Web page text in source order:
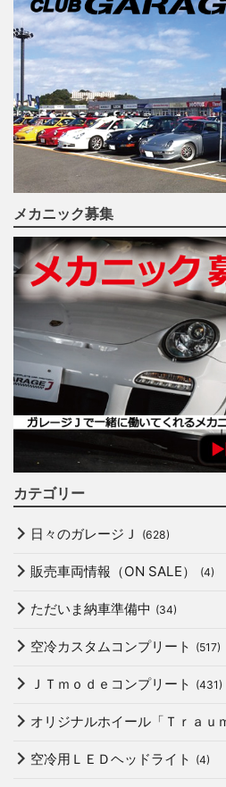
メカニック募集
カテゴリー
日々のガレージＪ (628)
販売車両情報（ON SALE） (4)
ただいま納車準備中 (34)
空冷カスタムコンプリート (517)
ＪＴｍｏｄｅコンプリート (431)
オリジナルホイール「Ｔｒａｕ
空冷用ＬＥＤヘッドライト (4)